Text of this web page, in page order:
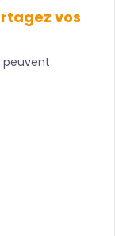
vos
peuvent